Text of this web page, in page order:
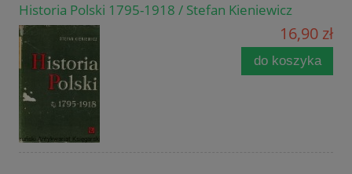
Historia Polski 1795-1918 / Stefan Kieniewicz
16,90 zł
do koszyka